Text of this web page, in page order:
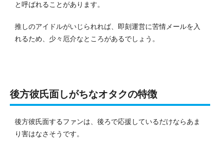
と呼ばれることがあります。
推しのアイドルがいじられれば、即刻運営に苦情メールを入
れるため、少々厄介なところがあるでしょう。
後方彼氏面しがちなオタクの特徴
後方彼氏面するファンは、後ろで応援しているだけならあま
り害はなさそうです。